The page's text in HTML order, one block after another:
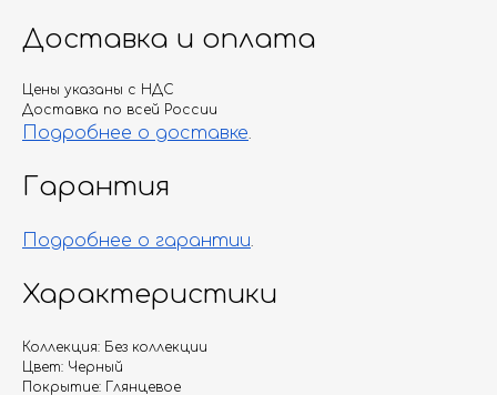
Доставка и оплата
Цены указаны с НДС
Доставка по всей России
Подробнее о доставке.
Гарантия
Подробнее о гарантии.
Характеристики
Коллекция: Без коллекции
Цвет: Черный
Покрытие: Глянцевое